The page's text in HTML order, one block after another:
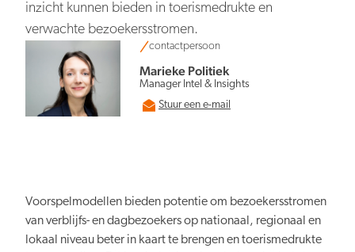
Organiserend vermogen
Nederland overal aantrekkelijk
inzicht kunnen bieden in toerismedrukte en
verwachte bezoekersstromen.
contactpersoon
Marieke Politiek
Manager Intel & Insights
Stuur een e-mail
Voorspelmodellen bieden potentie om bezoekersstromen
van verblijfs- en dagbezoekers op nationaal, regionaal en
lokaal niveau beter in kaart te brengen en toerismedrukte